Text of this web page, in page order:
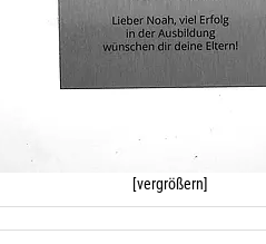
[vergrößern]